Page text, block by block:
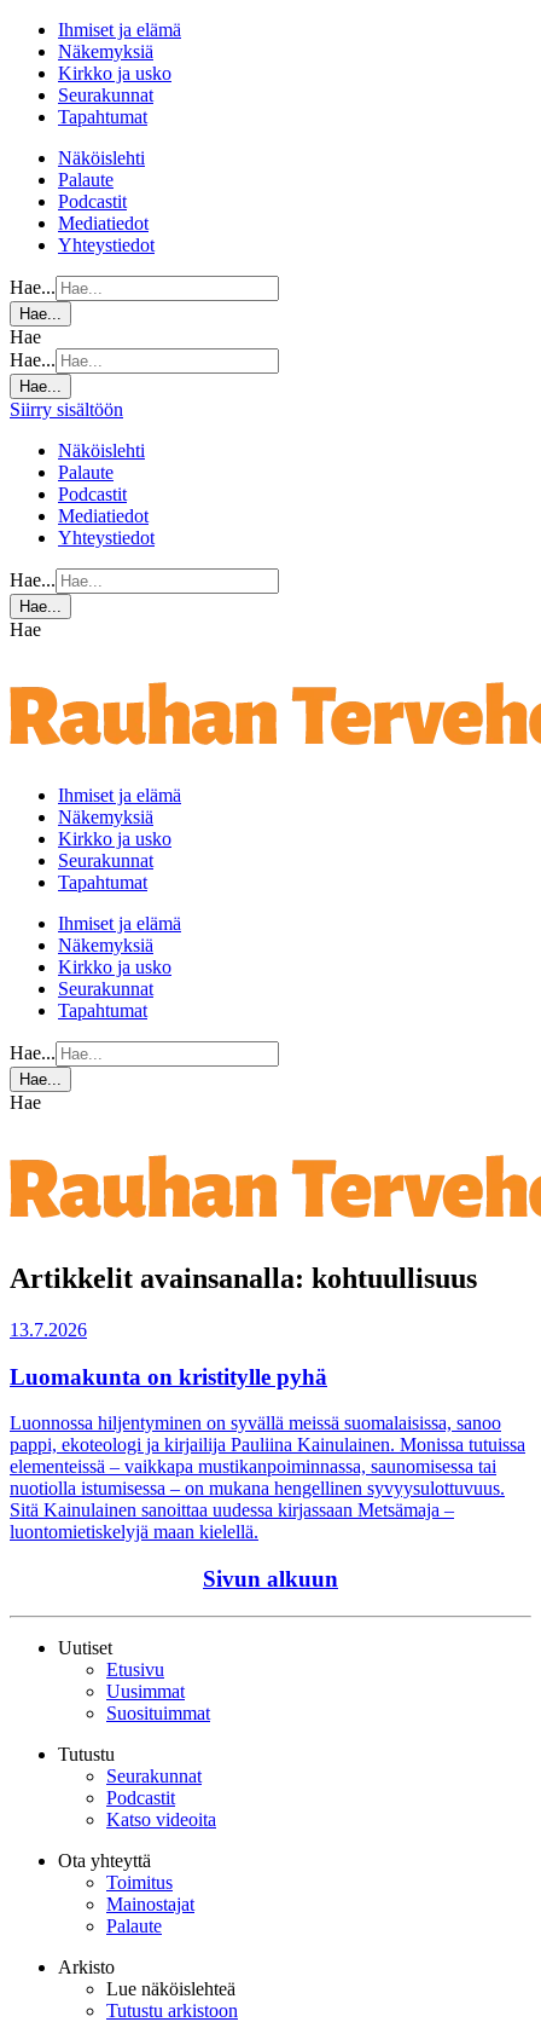
Ihmiset ja elämä
Näkemyksiä
Kirkko ja usko
Seurakunnat
Tapahtumat
Näköislehti
Palaute
Podcastit
Mediatiedot
Yhteystiedot
Hae...
Hae...
Hae
Hae...
Hae...
Siirry sisältöön
Näköislehti
Palaute
Podcastit
Mediatiedot
Yhteystiedot
Hae...
Hae...
Hae
Ihmiset ja elämä
Näkemyksiä
Kirkko ja usko
Seurakunnat
Tapahtumat
Ihmiset ja elämä
Näkemyksiä
Kirkko ja usko
Seurakunnat
Tapahtumat
Hae...
Hae...
Hae
Artikkelit avainsanalla: kohtuullisuus
13.7.2026
Luomakunta on kristitylle pyhä
Luonnossa hiljentyminen on syvällä meissä suomalaisissa, sanoo
pappi, ekoteologi ja kirjailija Pauliina Kainulainen. Monissa tutuissa
elementeissä – vaikkapa mustikanpoiminnassa, saunomisessa tai
nuotiolla istumisessa – on mukana hengellinen syvyysulottuvuus.
Sitä Kainulainen sanoittaa uudessa kirjassaan Metsämaja –
luontomietiskelyjä maan kielellä.
Sivun alkuun
Uutiset
Etusivu
Uusimmat
Suosituimmat
Tutustu
Seurakunnat
Podcastit
Katso videoita
Ota yhteyttä
Toimitus
Mainostajat
Palaute
Arkisto
Lue näköislehteä
Tutustu arkistoon